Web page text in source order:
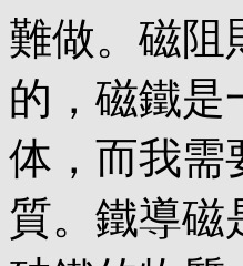
難做。磁阻
的，磁鐵是
体，而我需
質。鐵導磁